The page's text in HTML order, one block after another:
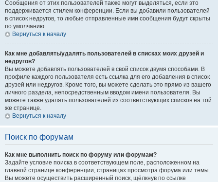
Сообщения от этих пользователей также могут выделяться, если это
поддерживается стилем конференции. Если вы добавили пользователей
в список недругов, то любые отправленные ими сообщения будут скрыты
по умолчанию.
Вернуться к началу
Как мне добавлять/удалять пользователей в списках моих друзей и
недругов?
Вы можете добавлять пользователей в свой список двумя способами. В
профиле каждого пользователя есть ссылка для его добавления в список
друзей или недругов. Кроме того, вы можете сделать это прямо из вашего
личного раздела, непосредственным вводом имени пользователя. Вы
можете также удалять пользователей из соответствующих списков на той
же странице.
Вернуться к началу
Поиск по форумам
Как мне выполнить поиск по форуму или форумам?
Задайте условие поиска в соответствующем поле, расположенном на
главной странице конференции, страницах просмотра форума или темы.
Вы можете осуществить расширенный поиск, щёлкнув по ссылке